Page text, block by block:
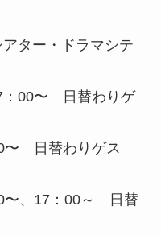
アター・ドラマシテ
：00〜 日替わりゲ
〜 日替わりゲス
〜、17：00～ 日替